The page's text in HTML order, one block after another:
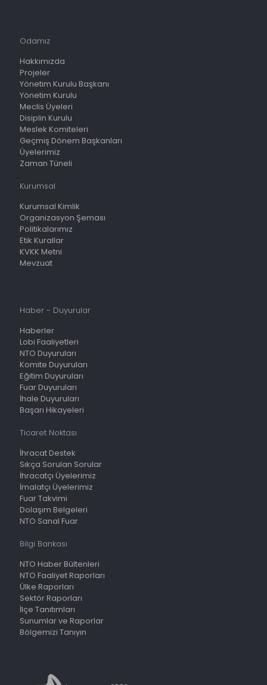
Odamız
Hakkımızda
Projeler
Yönetim Kurulu Başkanı
Yönetim Kurulu
Meclis Üyeleri
Disiplin Kurulu
Meslek Komiteleri
Geçmiş Dönem Başkanları
Üyelerimiz
Zaman Tüneli
Kurumsal
Kurumsal Kimlik
Organizasyon Şeması
Politikalarımız
Etik Kurallar
KVKK Metni
Mevzuat
Haber - Duyurular
Haberler
Lobi Faaliyetleri
NTO Duyuruları
Komite Duyuruları
Eğitim Duyuruları
Fuar Duyuruları
İhale Duyuruları
Başarı Hikayeleri
Ticaret Noktası
İhracat Destek
Sıkça Sorulan Sorular
İhracatçı Üyelerimiz
İmalatçı Üyelerimiz
Fuar Takvimi
Dolaşım Belgeleri
NTO Sanal Fuar
Bilgi Bankası
NTO Haber Bültenleri
NTO Faaliyet Raporları
Ülke Raporları
Sektör Raporları
İlçe Tanıtımları
Sunumlar ve Raporlar
Bölgemizi Tanıyın